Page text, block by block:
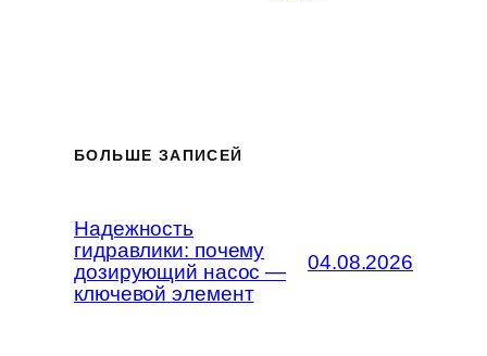
БОЛЬШЕ ЗАПИСЕЙ
Надежность
гидравлики: почему
дозирующий насос —
ключевой элемент
04.08.2026